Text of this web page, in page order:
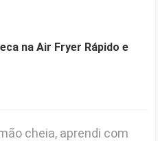
na Air Fryer Rápido e
cheia, aprendi com